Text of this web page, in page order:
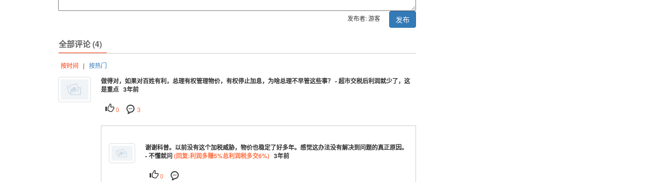
发布者: 游客 发布
全部评论 (4)
按时间 | 按热门
做得对，如果对百姓有利，总理有权管理物价，有权停止加息，为啥总理不早管这些事？ - 超市交税后利润就少了，这
是重点 3年前
0 3
谢谢科普。以前没有这个加税威胁，物价也稳定了好多年。感觉这办法没有解决到问题的真正原因。
- 不懂就问(回复:利润多赚5%总利润税多交6%)3年前
0